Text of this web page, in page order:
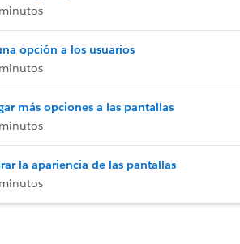
opción a los usuarios
más opciones a las pantallas
la apariencia de las pantallas